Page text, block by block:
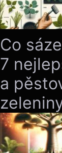
Co
7
a